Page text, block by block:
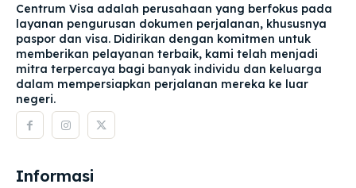
Centrum Visa adalah perusahaan yang berfokus pada
layanan pengurusan dokumen perjalanan, khususnya
paspor dan visa. Didirikan dengan komitmen untuk
memberikan pelayanan terbaik, kami telah menjadi
mitra terpercaya bagi banyak individu dan keluarga
dalam mempersiapkan perjalanan mereka ke luar
negeri.
Informasi